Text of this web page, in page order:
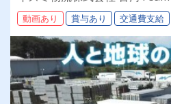
の理由は？詳しくは詳細を
動画あり 賞与あり 交通費支給